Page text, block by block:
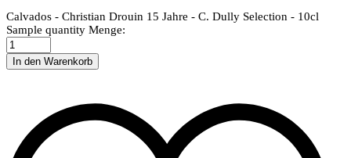
Calvados - Christian Drouin 15 Jahre - C. Dully Selection - 10cl
Sample quantity Menge:
In den Warenkorb